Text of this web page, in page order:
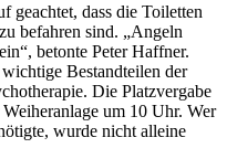
geachtet, dass die Toiletten
befahren sind. „Angeln
betonte Peter Haffner.
Bestandteilen der
Die Platzvergabe
um 10 Uhr. Wer
wurde nicht alleine